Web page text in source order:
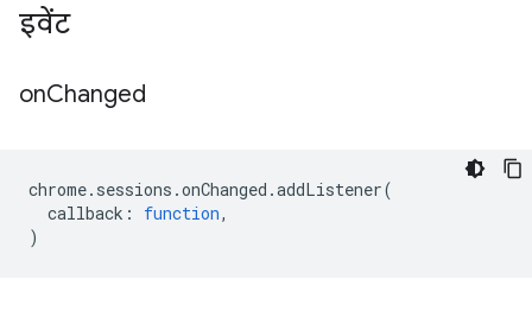
इवेंट
onChanged
chrome. sessions .onChanged .addListener(
callback : function,
)